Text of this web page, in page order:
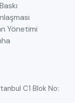
Yönetimi
C1 Blok No: